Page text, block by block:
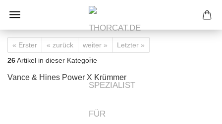
« Erster « zurück weiter »
Letzter »
26Artikel in dieser Kategorie
Vance & Hines Power X Krümmer